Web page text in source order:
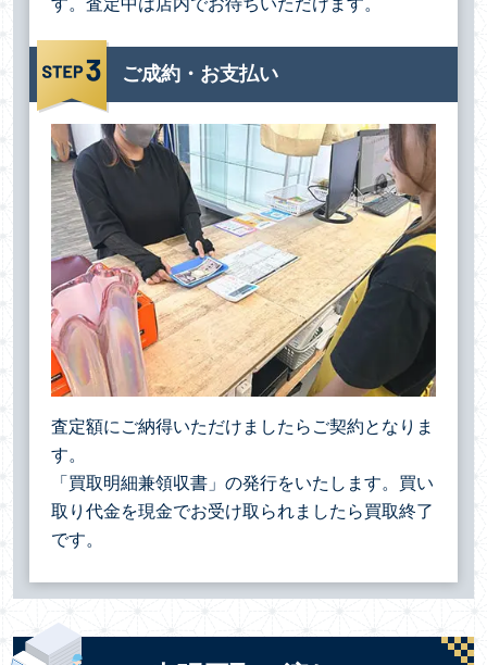
ご成約・お支払い
査定額にご納得いただけましたらご契約となりま
す。
「買取明細兼領収書」の発行をいたします。買い
取り代金を現金でお受け取られましたら買取終了
です。